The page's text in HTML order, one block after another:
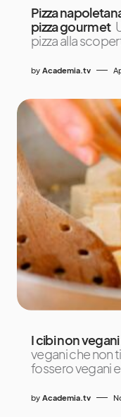
Pizza
pizza gourmet
pizza alla
by Academia.tv
I cibi non
vegani che non
fossero vegani
by Academia.tv